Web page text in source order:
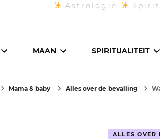
Astrologie
ASCENDANT
MAAN SPIRITUALITEIT
Mama & baby Alles over de bevalling
ALLES OVER